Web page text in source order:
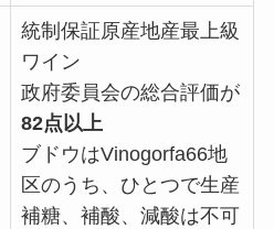
統制保証原産地産最上級
ワイン
政府委員会の総合評価が
82点以上
ブドウはVinogorfa66地
区のうち、ひとつで生産
補糖、補酸、減酸は不可